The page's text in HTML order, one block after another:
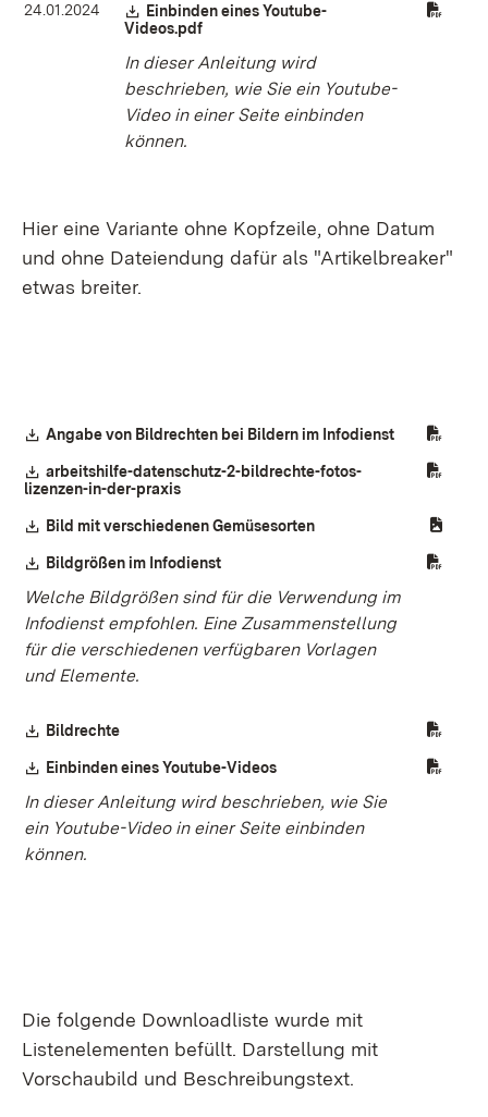
24.01.2024 Download:
Einbinden eines Youtube-
Videos.pdf
In dieser Anleitung wird
beschrieben, wie Sie ein Youtube-
Video in einer Seite einbinden
können.
Hier eine Variante ohne Kopfzeile, ohne Datum
und ohne Dateiendung dafür als "Artikelbreaker"
etwas breiter.
Download:
Angabe von Bildrechten bei Bildern im Infodienst(Öffnet in
Download:
arbeitshilfe-datenschutz-2-bildrechte-fotos-
lizenzen-in-der-praxis
Download:
Bild mit verschiedenen Gemüsesorten(Öffnet in neuem
Download:
Bildgrößen im Infodienst(Öffnet in neuem Fenster)
Welche Bildgrößen sind für die Verwendung im
Infodienst empfohlen. Eine Zusammenstellung
für die verschiedenen verfügbaren Vorlagen
und Elemente.
Download:
Bildrechte(Öffnet in neuem Fenster)
Download:
Einbinden eines Youtube-Videos(Öffnet in neuem Fenster)
In dieser Anleitung wird beschrieben, wie Sie
ein Youtube-Video in einer Seite einbinden
können.
Die folgende Downloadliste wurde mit
Listenelementen befüllt. Darstellung mit
Vorschaubild und Beschreibungstext.